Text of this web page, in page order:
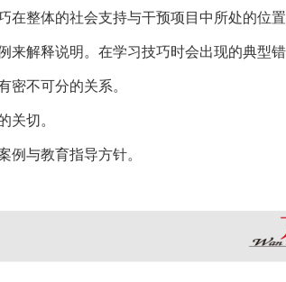
在整体的社会支持与干预项目中所处的位置
来解释说明。在学习技巧时会出现的典型
密不可分的关系。
关切。
例与教育指导方针。